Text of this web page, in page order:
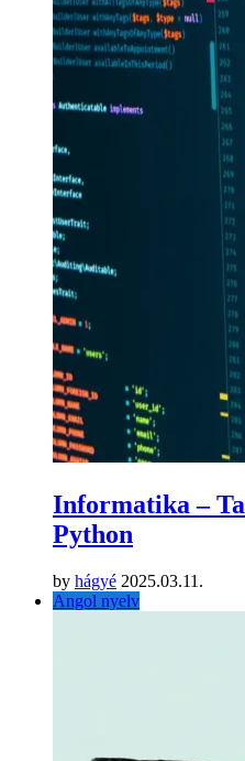
Informatika –
Python
by hágyé 2025.03.11.
Angol nyelv